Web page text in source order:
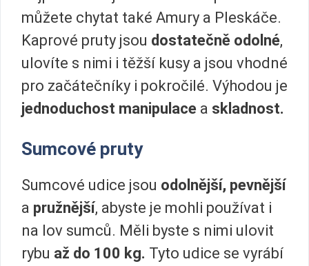
můžete chytat také Amury a Pleskáče.
Kaprové pruty jsou dostatečně odolné,
ulovíte s nimi i těžší kusy a jsou vhodné
pro začátečníky i pokročilé. Výhodou je
jednoduchost manipulace a skladnost.
Sumcové pruty
Sumcové udice jsou odolnější, pevnější
a pružnější, abyste je mohli používat i
na lov sumců. Měli byste s nimi ulovit
rybu až do 100 kg. Tyto udice se vyrábí